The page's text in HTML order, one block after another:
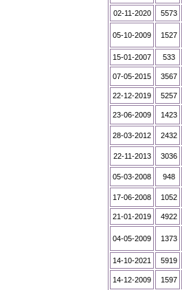
02-11-2020 5573
05-10-2009 1527
15-01-2007 533
07-05-2015 3567
22-12-2019 5257
23-06-2009 1423
28-03-2012 2432
22-11-2013 3036
05-03-2008 948
17-06-2008 1052
21-01-2019 4922
04-05-2009 1373
14-10-2021 5919
14-12-2009 1597